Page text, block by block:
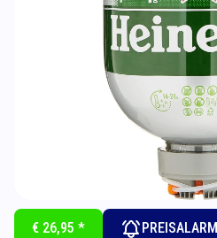
€ 26,95 * PREISALARM